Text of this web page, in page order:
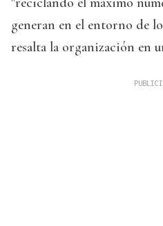
generan en el entorno de
resalta la organización en